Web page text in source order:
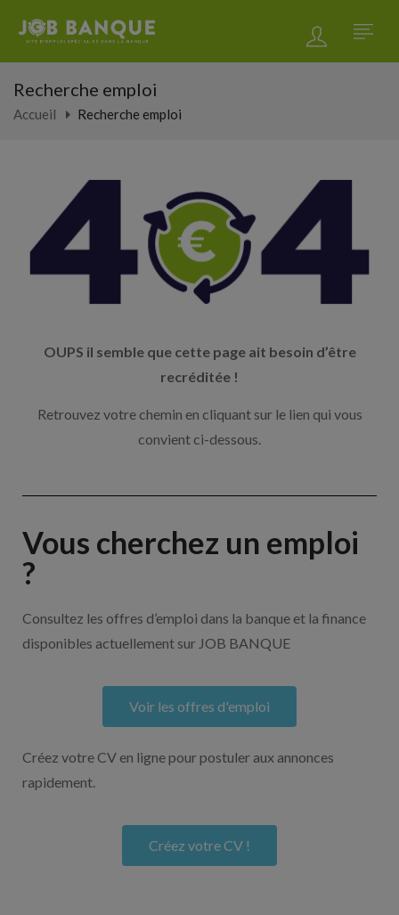
Recherche emploi
Accueil Recherche emploi
OUPS il semble que cette page ait besoin d’être
recréditée !
Retrouvez votre chemin en cliquant sur le lien qui vous
convient ci-dessous.
Vous cherchez un emploi
?
Consultez les offres d’emploi dans la banque et la finance
disponibles actuellement sur JOB BANQUE
Voir les offres d'emploi
Créez votre CV en ligne pour postuler aux annonces
rapidement.
Créez votre CV !